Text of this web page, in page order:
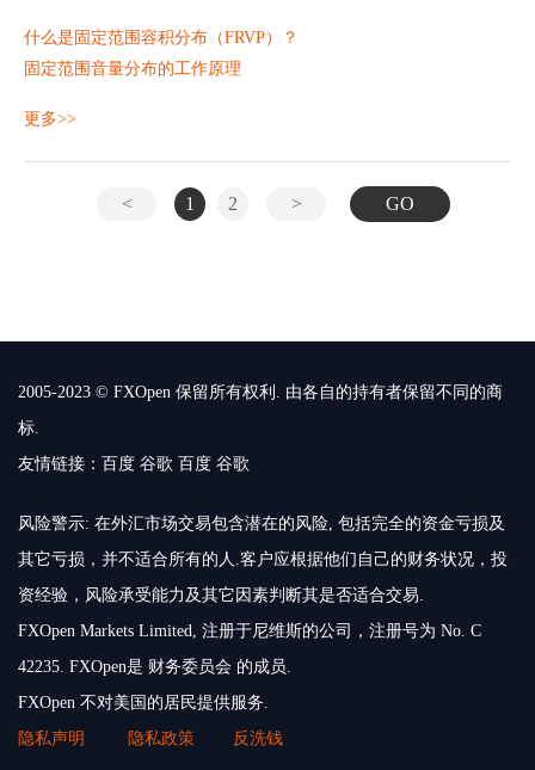
什么是固定范围容积分布（FRVP）？
固定范围音量分布的工作原理
FRVP在市场分析中的应用
固定范围音量曲线与会话音量曲线与可视范围
选择 FRVP 分析的范围
更多>>
< 1 2 > GO
2005-2023 © FXOpen 保留所有权利. 由各自的持有者保留不同的商
标.
友情链接： 百度 谷歌 百度 谷歌
风险警示: 在外汇市场交易包含潜在的风险, 包括完全的资金亏损及
其它亏损，并不适合所有的人.客户应根据他们自己的财务状况，投
资经验，风险承受能力及其它因素判断其是否适合交易.
FXOpen Markets Limited, 注册于尼维斯的公司，注册号为 No. C
42235. FXOpen是 财务委员会 的成员.
FXOpen 不对美国的居民提供服务.
隐私声明
隐私政策 反洗钱